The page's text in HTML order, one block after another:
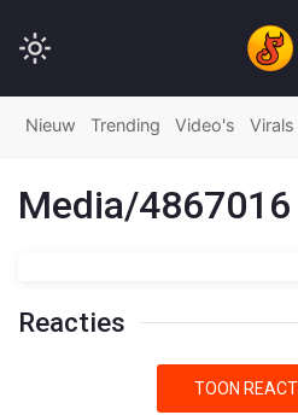
Nieuw Trending Video's Virals
Media/4867016
Reacties
TOON